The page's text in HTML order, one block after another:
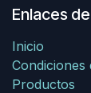
Enlaces
Inicio
Condiciones
Productos